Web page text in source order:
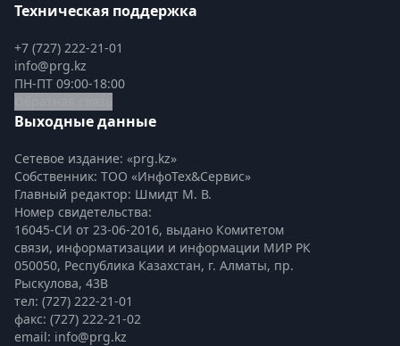
Техническая поддержка
+7 (727) 222-21-01
info@prg.kz
ПН-ПТ 09:00-18:00
Выходные данные
Сетевое издание: «prg.kz»
Собственник: ТОО «ИнфоТех&Сервис»
Главный редактор: Шмидт М. В.
Номер свидетельства:
16045-СИ от 23-06-2016, выдано Комитетом
связи, информатизации и информации МИР РК
050050, Республика Казахстан, г. Алматы, пр.
Рыскулова, 43В
тел: (727) 222-21-01
факс: (727) 222-21-02
email: info@prg.kz